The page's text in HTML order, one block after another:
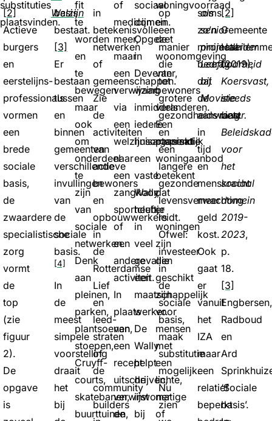
substituties
plaatsvinden.
[2]
Actieve
burgers
en
eerstelijns-
professionals
vormen
een
brede
sociale
basis,
de
zwaardere
specialistische
zorg
vormt
de
top
(zie
figuur
2).
De
opgave
is
Welzijn
basis
bestaat.
[3]
Er
bestaan
tussen
en
binnen
gemeenten
verschillende
invullingen
van
de
sociale
basis.
[4]
In
de
meest
simpele
voorstelling
draait
het
bij
fit
te
worden
en
te
bewegen
maar
ook
om
onderdeel
te
zijn
van
sociale
netwerken.
Denk
aan
pleinen,
parken,
plantsoenen,
stoepen,
Cruyff-
courts,
skatebanen,
buurttuinen,
in
betekenisvolle
netwerken
of
gemeenschappen.
Zie
de
activiteiten
van
actieve
bewoners
en
opbouwwerkers
in
de
Rotterdamse
Lief
en
leed-
straten
of
de
community
builders
of
medicijn
meer,
maar
een
verwijzing
via
een
welzijnsorganisatie
naar
een
zangkoor,
sportclubje
of
een
andere
activiteit.
In
plaats
van
een
recept
uitschrijven,
verwijst
de
sociaal
domein.
Opgezet
in
Deventer,
waar
inmiddels
iedere
huisartspraktijk
een
vaste
Wally
heeft,
in
veel
gevallen
een
maatschappelijk
werker.
De
Wally
helpt
de
inwoner
bij
woningvoorraad
en
de
woonomgeving
van
bewoners
veranderen.
Een
passend
woningaanbod
betekent
dat
er
woningen
zijn
die
geschikt
zijn
voor
mensen
met
een
lichte,
matige
of
op
een
manier
die
tot
grotere
gezondheidswinst
en
een
langere
gezonde
levensverwachting
leidt.
Ofwel:
investeer
in
de
sociale
basis,
maak
substitutie
mogelijk.
Nu
zien
soms
zo’n
minimaal
bedrag
dat
de
aanvraag
in
tijd
en
menskracht
meer
geld
kost.
Ook
gaat
er
vanuit
het
IZA
maar
een
relatief
beperkt
als
senior
projectleider
Leefbaarheid
bij
Movisie
[2]
Gemeente
(2019),
Koersvast,
steeds
beter.
voor
het
sociaal
domein
2019-
2023,
p.
18.
[3]
Radboud
en
Ard
‘Sociale
basis’.